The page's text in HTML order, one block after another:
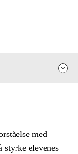
med
styrke elevenes